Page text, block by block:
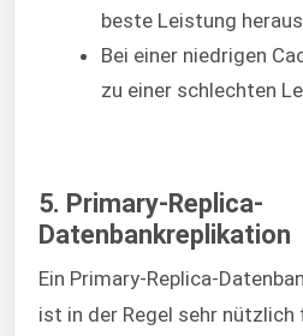
beste Leistung
Bei einer niedrigen
zu einer schlechten
5. Primary-Replica-
Datenbankreplikation
Ein Primary-Replica-
ist in der Regel sehr